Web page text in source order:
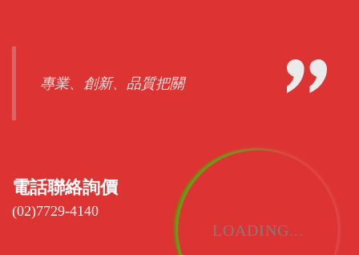
LOADING...
專業、創新、品質把關
電話聯絡詢價
(02)7729-4140